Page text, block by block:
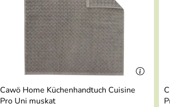
Cawö Home Küchenhandtuch Cuisine
Pro Uni muskat